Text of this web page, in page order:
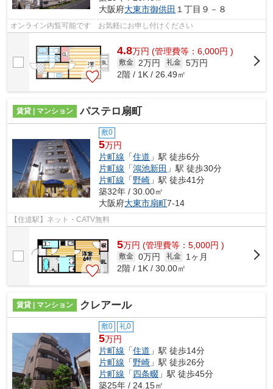
大阪府大東市御供田 １丁目９－８
オンライン内覧可能です お気軽にお申し付けください
4.8万円 (管理費等：6,000円 )
敷金 2万円 礼金 5万円
2階 / 1K / 26.49㎡
賃貸 | マンション パステロ扇町
敷0
5万円
片町線 「住道 」駅 徒歩6分
片町線 「鴻池新田 」駅 徒歩30分
片町線 「野崎 」駅 徒歩41分
築32年 / 30.00㎡
大阪府大東市扇町7-14
【住道駅】ネット・CATV無料
5万円 (管理費等：5,000円 )
敷金 0万円 礼金
1ヶ月
2階 / 1K / 30.00㎡
賃貸 | マンション クレアール
敷0 礼0
5万円
片町線 「住道 」駅 徒歩14分
片町線 「野崎 」駅 徒歩26分
片町線 「四条畷 」駅 徒歩45分
築25年 / 24.15㎡